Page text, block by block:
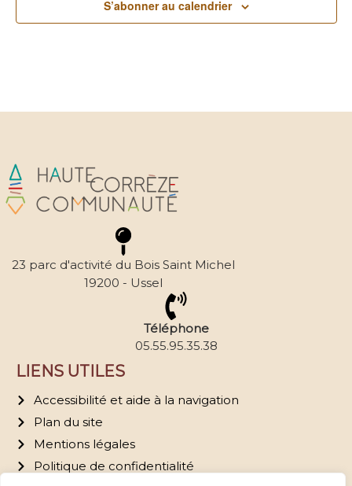
S’abonner au calendrier
23 parc d'activité du Bois Saint Michel
19200 - Ussel
Téléphone
05.55.95.35.38
LIENS UTILES
Accessibilité et aide à la navigation
Plan du site
Mentions légales
Politique de confidentialité